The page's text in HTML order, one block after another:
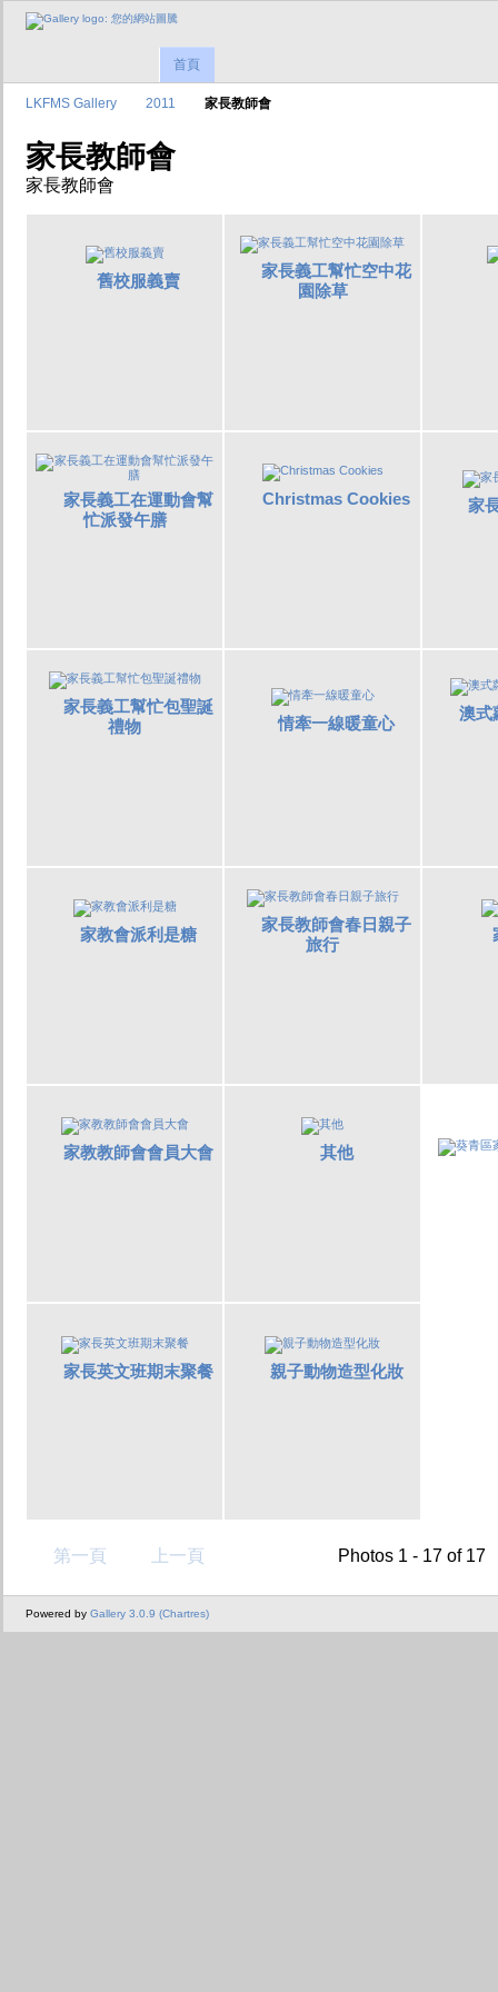
首頁
LKFMS Gallery 2011 家長教師會
家長教師會
家長教師會
舊校服義賣
家長義工幫忙空中花
園除草
家長義工在運動會幫
忙派發午膳
Christmas Cookies 家
家長義工幫忙包聖誕
禮物
情牽一線暖童心
澳式
家教會派利是糖
家長教師會春日親子
旅行
家教教師會會員大會 其他
家長英文班期末聚餐 親子動物造型化妝
第一頁 上一頁 Photos 1 - 17 of 17
Powered by Gallery 3.0.9 (Chartres)